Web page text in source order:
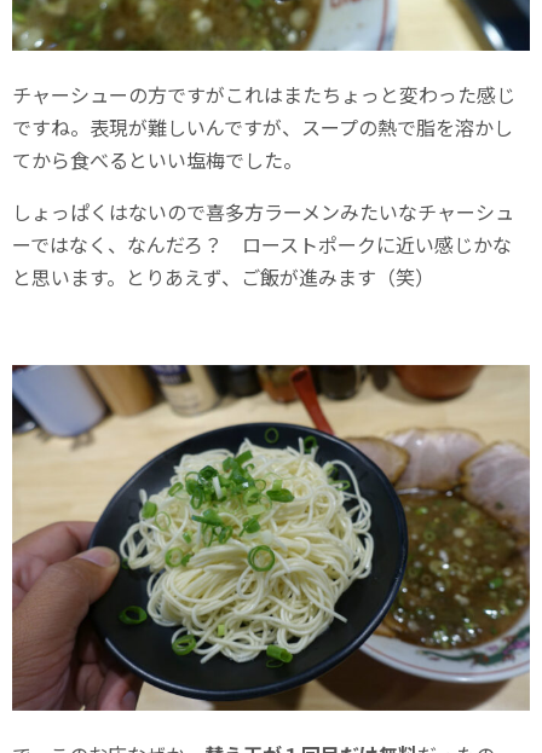
チャーシューの方ですがこれはまたちょっと変わった感じ
ですね。表現が難しいんですが、スープの熱で脂を溶かし
てから食べるといい塩梅でした。
しょっぱくはないので喜多方ラーメンみたいなチャーシュ
ーではなく、なんだろ？ ローストポークに近い感じかな
と思います。とりあえず、ご飯が進みます（笑）